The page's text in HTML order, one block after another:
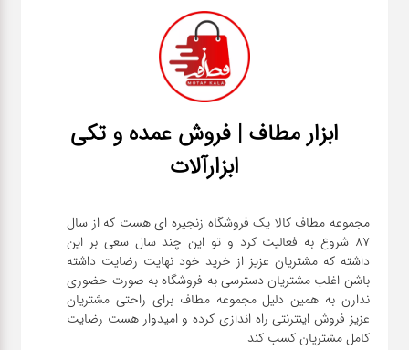
ابزار مطاف | فروش عمده و تکی
ابزارآلات
مجموعه مطاف کالا یک فروشگاه زنجیره ای هست که از سال
۸۷ شروع به فعالیت کرد و تو این چند سال سعی بر این
داشته که مشتریان عزیز از خرید خود نهایت رضایت داشته
باشن اغلب مشتریان دسترسی به فروشگاه به صورت حضوری
ندارن به همین دلیل مجموعه مطاف برای راحتی مشتریان
عزیز فروش اینترنتی راه اندازی کرده و امیدوار هست رضایت
کامل مشتریان کسب کند